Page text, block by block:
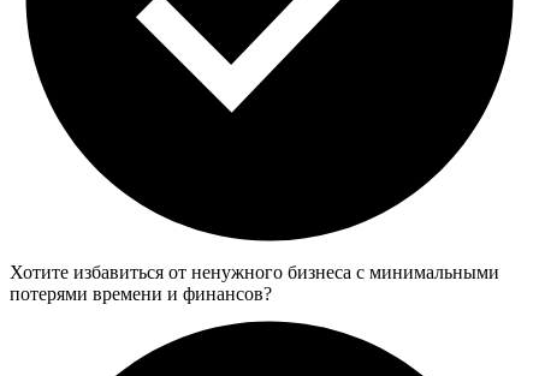
Хотите избавиться от ненужного бизнеса с минимальными
потерями времени и финансов?